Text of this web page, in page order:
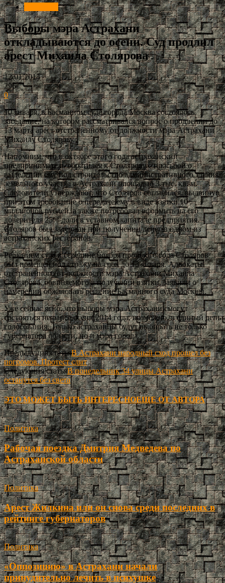
Выборы мэра Астрахани
откладываются до осени. Суд продлил
арест Михаила Столярова
12.01.2014
296
0
10 января, в Басманном суде города Москва состоялось
заседание, на котором рассматривался вопрос о продлении до
13 марта арест отстраненному от должности мэра Астрахани
Михаилу Столярову.
Напомним, что в октябре этого года астраханский
предприниматель обратился к Столярову с просьбой о
выделении ему под строительство административного здания
земельного участка в Астрахани площадью 3 тыс. кв. м.
Следователи утверждают, что Столяров согласился, выдвинув
при этом требование о передаче ему в виде взятки 10
миллионов рублей, а также потребовал оформить на его
доверителя 25% доли в уставном капитале предприятия.
Столяров был задержан при получении денег в одном из
астраханских ресторанов.
Решением суда в середине ноября прошлого года Столяров
был помещен под стражу на срок до 13 января. Адвокаты
отстраненного от должности мэра Астрахани Михаила
Столярова, обвиняемого в получении взятки, заявили о
намерении обжаловать решение Басманного суда Москвы.
Уже сейчас ясно, что выборы мэра Астрахани смогут
состояться не ранее осени 2014 года, возможно, в единый день
голосования. Только астраханцы будут выбирать не только
губернатора области, но и мэра города.
Предыдущая статьяВ Астрахани народный сход прошел без
погромов. Протест слит
Следующая статьяВ понедельник 34 улицы Астрахани
останутся без света
ЭТО МОЖЕТ БЫТЬ ИНТЕРЕСНОЕЩЕ ОТ АВТОРА
Политика
Рабочая поездка Дмитрия Медведева по
Астраханской области
Политика
Арест Жилкина или он снова среди последних в
рейтинге губернаторов
Политика
«Оппозицию» в Астрахани начали
принудительно лечить в психушке